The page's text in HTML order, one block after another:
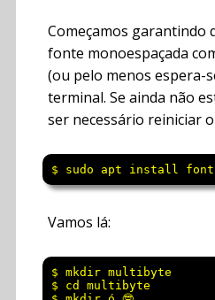
Começamos garantindo
fonte monoespaçada
(ou pelo menos espera-
terminal. Se ainda não
ser necessário reiniciar
$ sudo apt install
Vamos lá:
$ mkdir multibyte
$ cd multibyte